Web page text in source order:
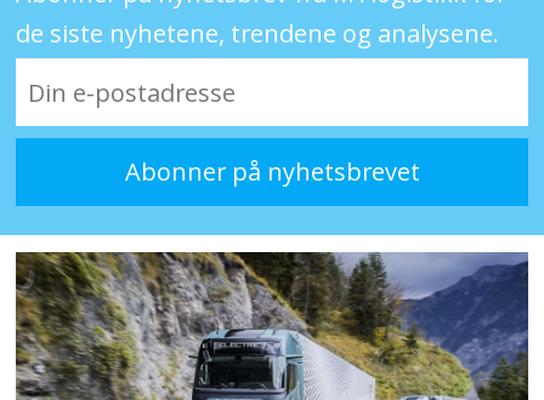
de siste nyhetene, trendene og analysene.